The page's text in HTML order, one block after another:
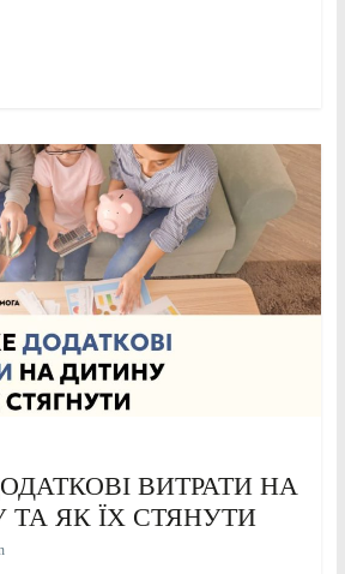
ВИТРАТИ НА
ТА ЯК ЇХ СТЯНУТИ